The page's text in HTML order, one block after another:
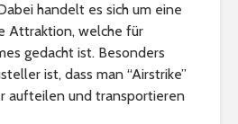
handelt es sich um eine
Attraktion, welche für
gedacht ist. Besonders
ist, dass man “Airstrike”
aufteilen und transportieren